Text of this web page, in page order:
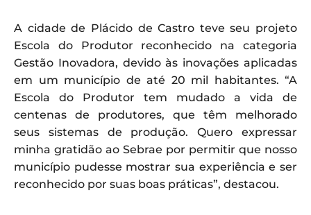
A cidade de Plácido de Castro teve seu projeto
Escola do Produtor reconhecido na categoria
Gestão Inovadora, devido às inovações aplicadas
em um município de até 20 mil habitantes. “A
Escola do Produtor tem mudado a vida de
centenas de produtores, que têm melhorado
seus sistemas de produção. Quero expressar
minha gratidão ao Sebrae por permitir que nosso
município pudesse mostrar sua experiência e ser
reconhecido por suas boas práticas”, destacou.